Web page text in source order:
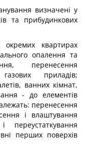
визначені у
та прибудинкових
квартирах
опалення та
перенесення
приладів;
ванних кімнат,
- до елементів
перенесення
і влаштування
переустаткування
перших поверхів